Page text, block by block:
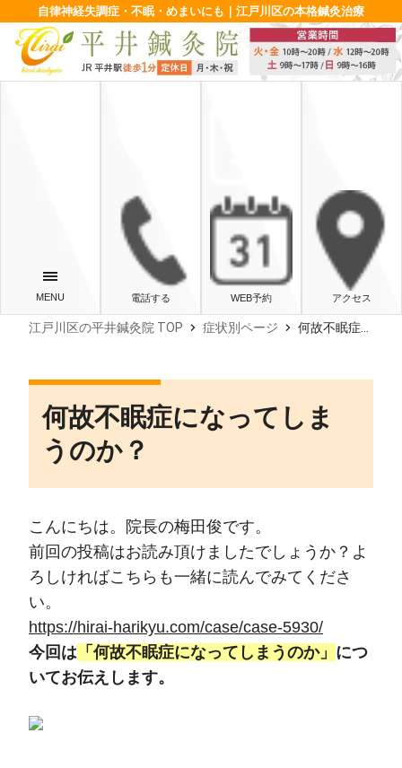
自律神経失調症・不眠・めまいにも｜江戸川区の本格鍼灸治療
電話する WEB予約 アクセス
江戸川区の平井鍼灸院 TOP chevron_right 症状別ページ chevron_right 何故不眠症になってしまうのか？
何故不眠症になってしま
うのか？
こんにちは。院長の梅田俊です。
前回の投稿はお読み頂けましたでしょうか？よ
ろしければこちらも一緒に読んでみてくださ
い。
https://hirai-harikyu.com/case/case-5930/
今回は 「何故不眠症になってしまうのか」 につ
いてお伝えします。